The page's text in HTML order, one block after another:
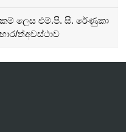
ලෙස එම්.පි. සි. රේණුකා
ත්අවස්ථාව